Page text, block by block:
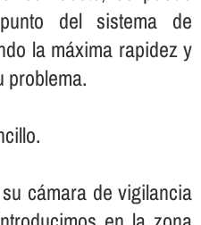
del sistema de
la máxima rapidez y
problema.
cámara de vigilancia